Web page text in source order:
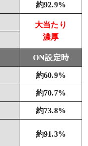
約92.9%
大当たり
濃厚
ON設定時
約60.9%
約70.7%
約73.8%
約91.3%